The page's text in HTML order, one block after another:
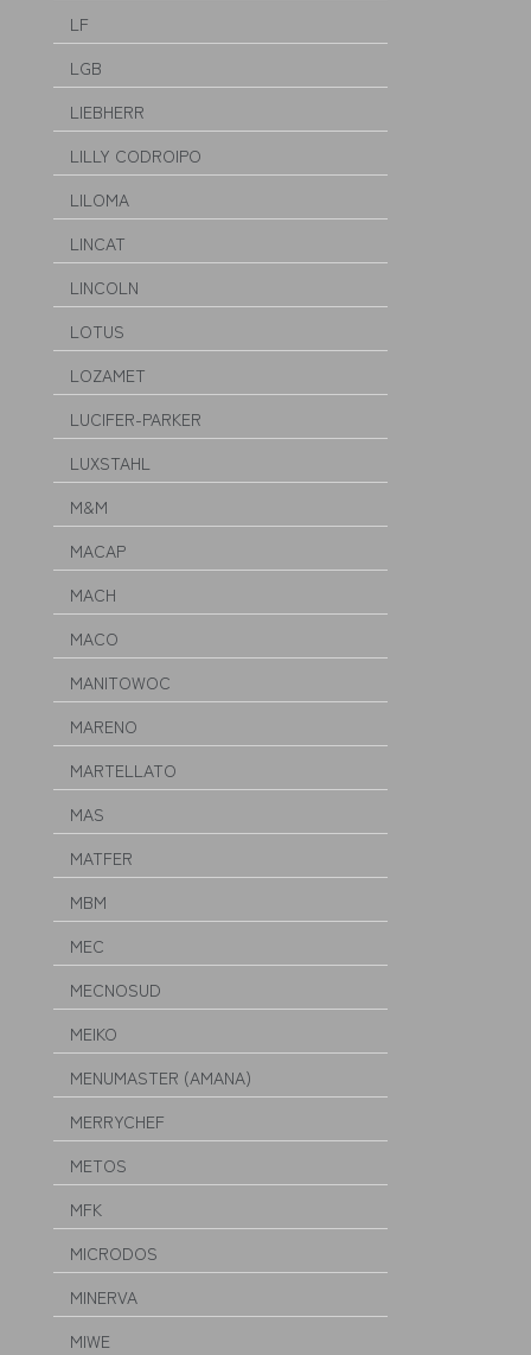
LF
LGB
LIEBHERR
LILLY CODROIPO
LILOMA
LINCAT
LINCOLN
LOTUS
LOZAMET
LUCIFER-PARKER
LUXSTAHL
M&M
MACAP
MACH
MACO
MANITOWOC
MARENO
MARTELLATO
MAS
MATFER
MBM
MEC
MECNOSUD
MEIKO
MENUMASTER (AMANA)
MERRYCHEF
METOS
MFK
MICRODOS
MINERVA
MIWE